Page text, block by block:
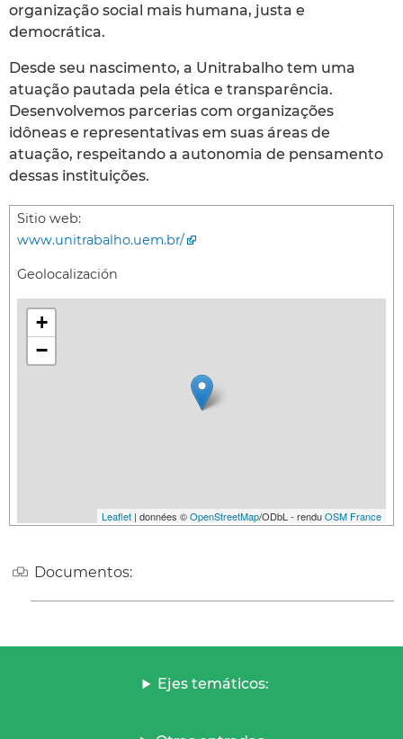
organização social mais humana, justa e
democrática.
Desde seu nascimento, a Unitrabalho tem uma
atuação pautada pela ética e transparência.
Desenvolvemos parcerias com organizações
idôneas e representativas em suas áreas de
atuação, respeitando a autonomia de pensamento
dessas instituições.
Sitio web:
www.unitrabalho.uem.br/
Geolocalización
+
−
Leaflet | données ©OpenStreetMap/ODbL - renduOSM France
Documentos:
Ejes temáticos: